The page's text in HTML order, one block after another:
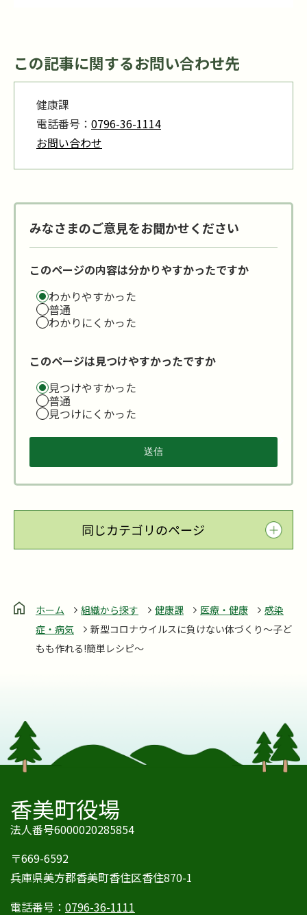
この記事に関するお問い合わせ先
健康課
電話番号： 0796-36-1114
お問い合わせ
みなさまのご意見をお聞かせください
このページの内容は分かりやすかったですか
わかりやすかった
普通
わかりにくかった
このページは見つけやすかったですか
見つけやすかった
普通
見つけにくかった
同じカテゴリのページ
ホーム 組織から探す 健康課 医療・健康
感染
症・病気
新型コロナウイルスに負けない体づくり～子ど
もも作れる!簡単レシピ～
香美町役場
法人番号6000020285854
〒669-6592
兵庫県美方郡香美町香住区香住870-1
電話番号： 0796-36-1111